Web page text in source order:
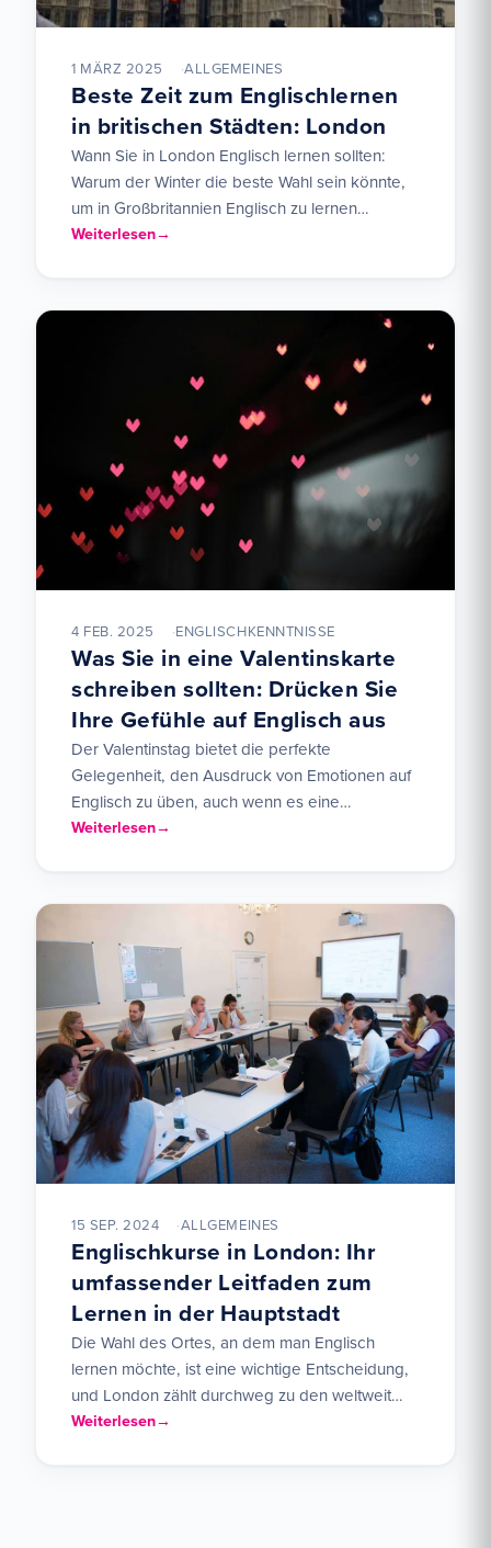
1 MÄRZ 2025 ALLGEMEINES
Beste Zeit zum Englischlernen
in britischen Städten: London
Wann Sie in London Englisch lernen sollten:
Warum der Winter die beste Wahl sein könnte,
um in Großbritannien Englisch zu lernen
Studenten fragen uns…
Weiterlesen
4 FEB. 2025 ENGLISCHKENNTNISSE
Was Sie in eine Valentinskarte
schreiben sollten: Drücken Sie
Ihre Gefühle auf Englisch aus
Der Valentinstag bietet die perfekte
Gelegenheit, den Ausdruck von Emotionen auf
Englisch zu üben, auch wenn es eine
Herausforderung sein kann, die richtigen
Weiterlesen
15 SEP. 2024 ALLGEMEINES
Englischkurse in London: Ihr
umfassender Leitfaden zum
Lernen in der Hauptstadt
Die Wahl des Ortes, an dem man Englisch
lernen möchte, ist eine wichtige Entscheidung,
und London zählt durchweg zu den weltweit
beliebtesten Reisezielen für…
Weiterlesen